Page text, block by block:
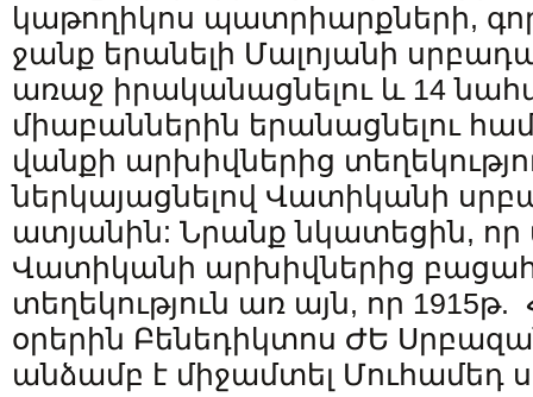
կաթողիկոս պատրիարքների,
ջանք երանելի Մալոյանի
առաջ իրականացնելու և 14
միաբաններին երանացնելու
վանքի արխիվներից
ներկայացնելով Վատիկանի
ատյանին: Նրանք նկատեցին, որ
Վատիկանի արխիվներից
տեղեկություն առ այն, որ 1915թ.
օրերին Բենեդիկտոս ԺԵ
անձամբ է միջամտել Մուհամեդ